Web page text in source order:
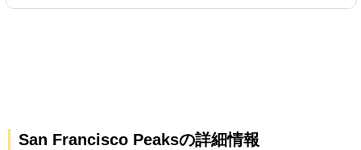
San Francisco Peaksの詳細情報